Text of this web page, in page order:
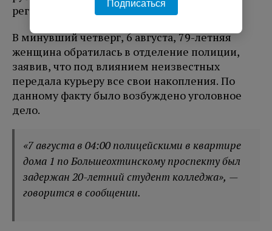
региональное управление МВД России.
В минувший четверг, 6 августа, 79-летняя
женщина обратилась в отделение полиции,
заявив, что под влиянием неизвестных
передала курьеру все свои накопления. По
данному факту было возбуждено уголовное
дело.
«7 августа в 04:00 полицейскими в квартире
дома 1 по Большеохтинскому проспекту был
задержан 20-летний студент колледжа», —
говорится в сообщении.
Подписаться